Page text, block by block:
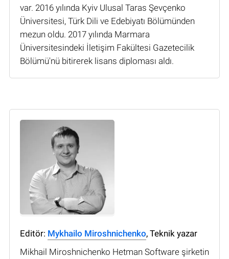
var. 2016 yılında Kyiv Ulusal Taras Şevçenko
Üniversitesi, Türk Dili ve Edebiyatı Bölümünden
mezun oldu. 2017 yılında Marmara
Üniversitesindeki İletişim Fakültesi Gazetecilik
Bölümü'nü bitirerek lisans diploması aldı.
Editör: Mykhailo Miroshnichenko, Teknik yazar
Mikhail Miroshnichenko Hetman Software şirketin